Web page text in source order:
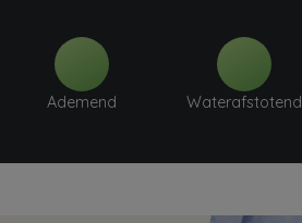
Ademend Waterafstotend